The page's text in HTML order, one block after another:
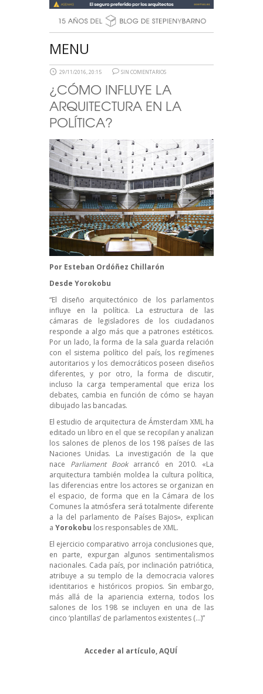
MENU
29/11/2016, 20:15 SIN COMENTARIOS
¿CÓMO INFLUYE LA
ARQUITECTURA EN LA
POLÍTICA?
Por Esteban Ordóñez Chillarón
Desde Yorokobu
“El diseño arquitectónico de los parlamentos
influye en la política. La estructura de las
cámaras de legisladores de los ciudadanos
responde a algo más que a patrones estéticos.
Por un lado, la forma de la sala guarda relación
con el sistema político del país, los regímenes
autoritarios y los democráticos poseen diseños
diferentes, y por otro, la forma de discutir,
incluso la carga temperamental que eriza los
debates, cambia en función de cómo se hayan
dibujado las bancadas.
El estudio de arquitectura de Ámsterdam XML ha
editado un libro en el que se recopilan y analizan
los salones de plenos de los 198 países de las
Naciones Unidas. La investigación de la que
nace
Parliament Bookarrancó en 2010. «La
arquitectura también moldea la cultura política,
las diferencias entre los actores se organizan en
el espacio, de forma que en la Cámara de los
Comunes la atmósfera será totalmente diferente
a la del parlamento de Países Bajos», explican
a Yorokobu los responsables de XML.
El ejercicio comparativo arroja conclusiones que,
en parte, expurgan algunos sentimentalismos
nacionales. Cada país, por inclinación patriótica,
atribuye a su templo de la democracia valores
identitarios e históricos propios. Sin embargo,
más allá de la apariencia externa, todos los
salones de los 198 se incluyen en una de las
cinco ‘plantillas’ de parlamentos existentes (…)”
Acceder al artículo,AQUÍ